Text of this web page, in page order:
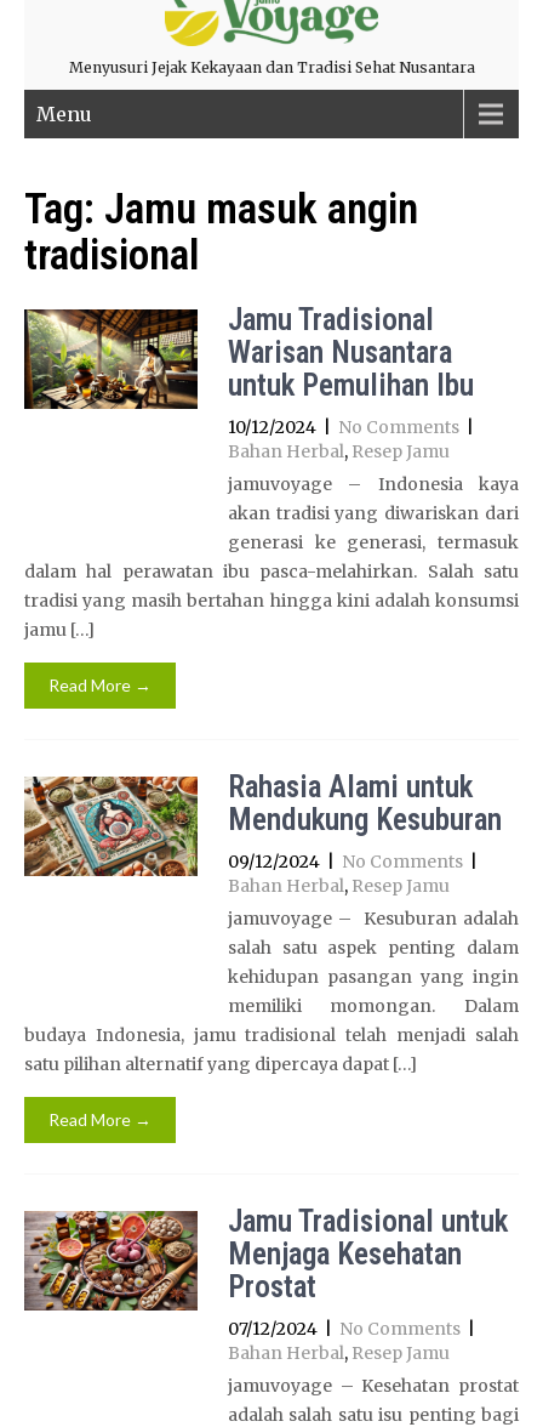
Menyusuri Jejak Kekayaan dan Tradisi Sehat Nusantara
Menu
Tag: Jamu masuk angin
tradisional
Jamu Tradisional
Warisan Nusantara
untuk Pemulihan Ibu
10/12/2024 No Comments
Bahan Herbal, Resep Jamu
jamuvoyage – Indonesia kaya
akan tradisi yang diwariskan dari
generasi ke generasi, termasuk
dalam hal perawatan ibu pasca-melahirkan. Salah satu
tradisi yang masih bertahan hingga kini adalah konsumsi
jamu […]
Read More →
Rahasia Alami untuk
Mendukung Kesuburan
09/12/2024 No Comments
Bahan Herbal, Resep Jamu
jamuvoyage – Kesuburan adalah
salah satu aspek penting dalam
kehidupan pasangan yang ingin
memiliki momongan. Dalam
budaya Indonesia, jamu tradisional telah menjadi salah
satu pilihan alternatif yang dipercaya dapat […]
Read More →
Jamu Tradisional untuk
Menjaga Kesehatan
Prostat
07/12/2024 No Comments
Bahan Herbal, Resep Jamu
jamuvoyage – Kesehatan prostat
adalah salah satu isu penting bagi